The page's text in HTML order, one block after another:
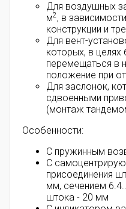
Для воздушных
м2, в
конструкции и
Для вент-
которых, в
перемещаться в
положение при
Для заслонок,
сдвоенными
(монтаж
Особенности:
С пружинным
С
присоединения
мм, сечением
штока - 20 мм